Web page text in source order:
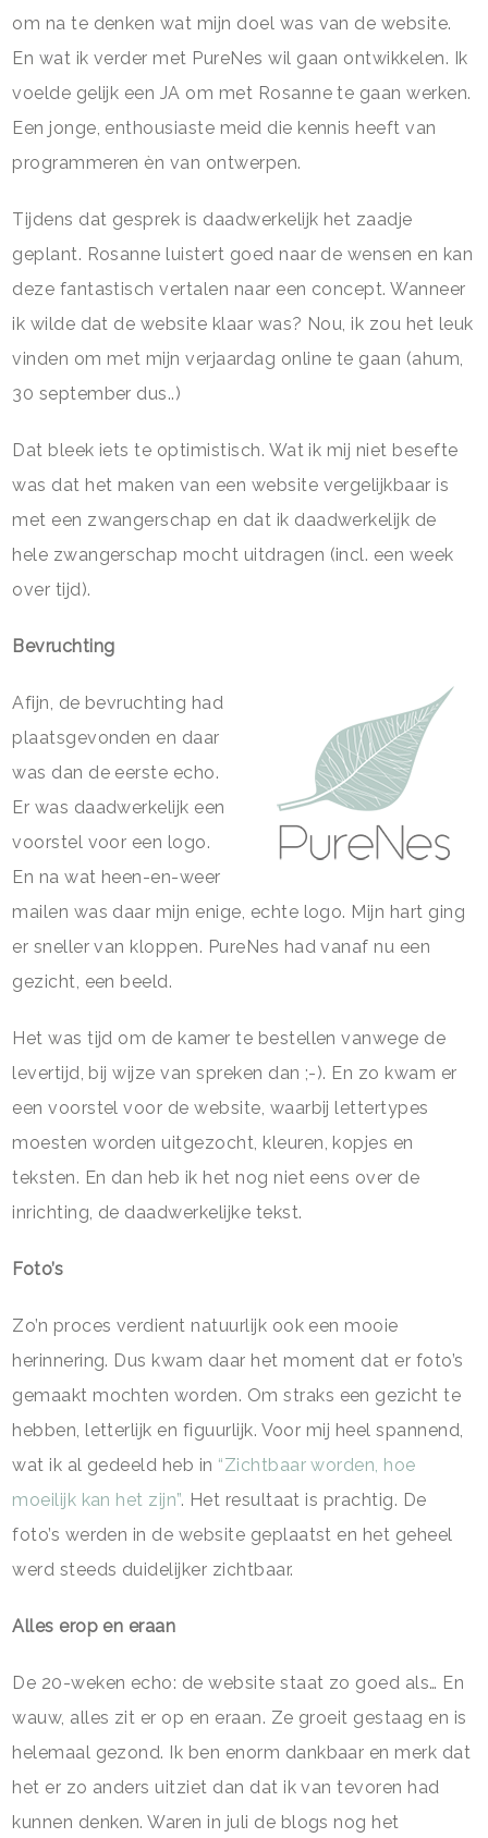
om na te denken wat mijn doel was van de website.
En wat ik verder met PureNes wil gaan ontwikkelen. Ik
voelde gelijk een JA om met Rosanne te gaan werken.
Een jonge, enthousiaste meid die kennis heeft van
programmeren èn van ontwerpen.
Tijdens dat gesprek is daadwerkelijk het zaadje
geplant. Rosanne luistert goed naar de wensen en kan
deze fantastisch vertalen naar een concept. Wanneer
ik wilde dat de website klaar was? Nou, ik zou het leuk
vinden om met mijn verjaardag online te gaan (ahum,
30 september dus..)
Dat bleek iets te optimistisch. Wat ik mij niet besefte
was dat het maken van een website vergelijkbaar is
met een zwangerschap en dat ik daadwerkelijk de
hele zwangerschap mocht uitdragen (incl. een week
over tijd).
Bevruchting
Afijn, de bevruchting had
plaatsgevonden en daar
was dan de eerste echo.
Er was daadwerkelijk een
voorstel voor een logo.
En na wat heen-en-weer
mailen was daar mijn enige, echte logo. Mijn hart ging
er sneller van kloppen. PureNes had vanaf nu een
gezicht, een beeld.
Het was tijd om de kamer te bestellen vanwege de
levertijd, bij wijze van spreken dan ;-). En zo kwam er
een voorstel voor de website, waarbij lettertypes
moesten worden uitgezocht, kleuren, kopjes en
teksten. En dan heb ik het nog niet eens over de
inrichting, de daadwerkelijke tekst.
Foto’s
Zo’n proces verdient natuurlijk ook een mooie
herinnering. Dus kwam daar het moment dat er foto’s
gemaakt mochten worden. Om straks een gezicht te
hebben, letterlijk en figuurlijk. Voor mij heel spannend,
wat ik al gedeeld heb in “Zichtbaar worden, hoe
moeilijk kan het zijn”. Het resultaat is prachtig. De
foto’s werden in de website geplaatst en het geheel
werd steeds duidelijker zichtbaar.
Alles erop en eraan
De 20-weken echo: de website staat zo goed als… En
wauw, alles zit er op en eraan. Ze groeit gestaag en is
helemaal gezond. Ik ben enorm dankbaar en merk dat
het er zo anders uitziet dan dat ik van tevoren had
kunnen denken. Waren in juli de blogs nog het